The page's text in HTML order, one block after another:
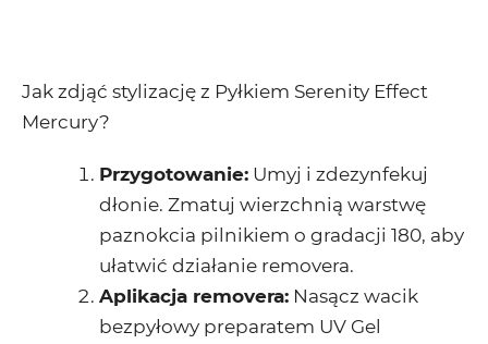
Jak zdjąć stylizację z Pyłkiem Serenity Effect
Mercury?
Przygotowanie: Umyj i zdezynfekuj
dłonie. Zmatuj wierzchnią warstwę
paznokcia pilnikiem o gradacji 180, aby
ułatwić działanie removera.
Aplikacja removera: Nasącz wacik
bezpyłowy preparatem UV Gel